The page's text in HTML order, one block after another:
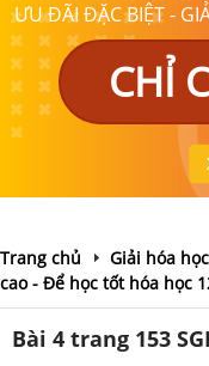
ƯU ĐÃI ĐẶC BIỆT -
CHỈ
Trang chủ
Giải hóa
cao - Để học tốt hóa học
Bài 4 trang 153